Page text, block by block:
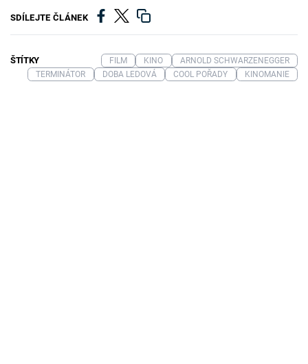
SDÍLEJTE ČLÁNEK
ŠTÍTKY FILM KINO
ARNOLD SCHWARZENEGGER
TERMINÁTOR
DOBA LEDOVÁ COOL POŘADY KINOMANIE